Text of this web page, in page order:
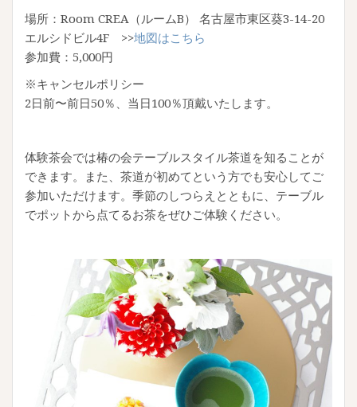
場所：Room CREA（ルームB） 名古屋市東区葵3-14-20
エルシドビル4F >>地図はこちら
参加費：5,000円
※キャンセルポリシー
2日前〜前日50％、当日100％頂戴いたします。
体験茶会では椿の会テーブルスタイル茶道を知ることが
できます。また、茶道が初めてという方でも安心してご
参加いただけます。季節のしつらえとともに、テーブル
でポットから点てるお茶をぜひご体験ください。